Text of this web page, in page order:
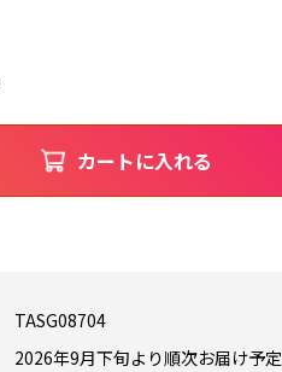
TASG08704
2026年9月下旬より順次お届け予定
カートに入れる